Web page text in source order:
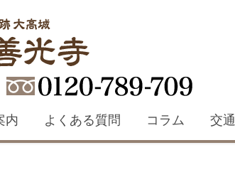
見学無料
内 よくある質問 コラム 交